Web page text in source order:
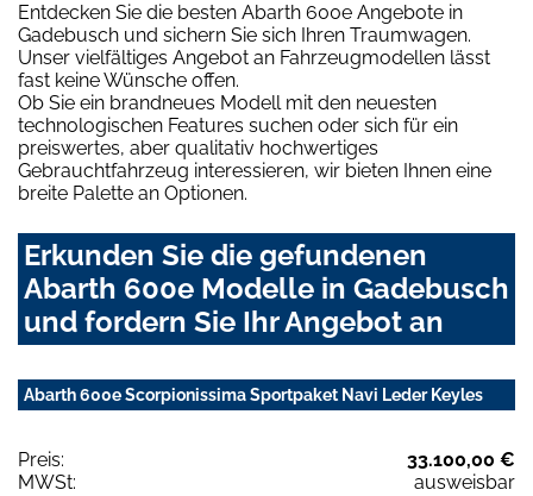
Entdecken Sie die besten Abarth 600e Angebote in
Gadebusch und sichern Sie sich Ihren Traumwagen.
Unser vielfältiges Angebot an Fahrzeugmodellen lässt
fast keine Wünsche offen.
Ob Sie ein brandneues Modell mit den neuesten
technologischen Features suchen oder sich für ein
preiswertes, aber qualitativ hochwertiges
Gebrauchtfahrzeug interessieren, wir bieten Ihnen eine
breite Palette an Optionen.
Erkunden Sie die gefundenen
Abarth 600e Modelle in Gadebusch
und fordern Sie Ihr Angebot an
Abarth 600e Scorpionissima Sportpaket Navi Leder Keyles
Preis:
33.100,00 €
MWSt:
ausweisbar